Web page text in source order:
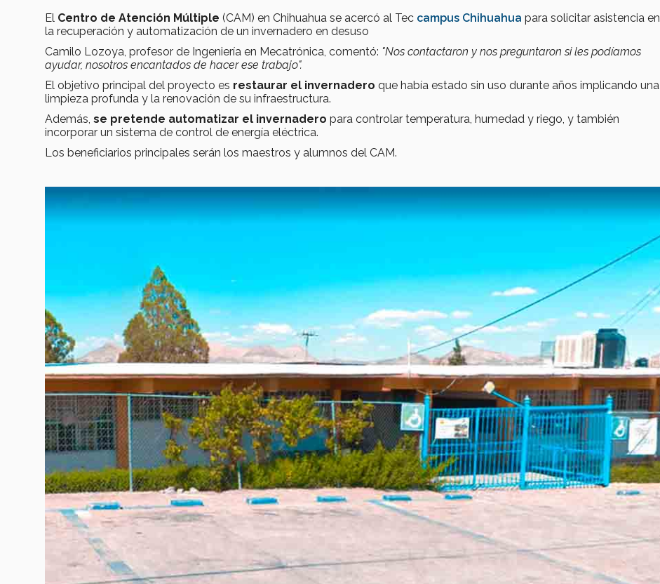
El Centro de Atención Múltiple (CAM) en Chihuahua se acercó al Tec campus Chihuahua para solicitar asistencia en
la recuperación y automatización de un invernadero en desuso
Camilo Lozoya, profesor de Ingeniería en Mecatrónica, comentó: "Nos contactaron y nos preguntaron si les podíamos
ayudar, nosotros encantados de hacer ese trabajo".
El objetivo principal del proyecto es restaurar el invernadero que había estado sin uso durante años implicando una
limpieza profunda y la renovación de su infraestructura.
Además, se pretende automatizar el invernadero para controlar temperatura, humedad y riego, y también
incorporar un sistema de control de energía eléctrica.
Los beneficiarios principales serán los maestros y alumnos del CAM.